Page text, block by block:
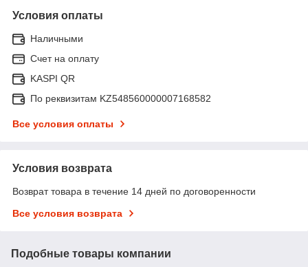
Условия оплаты
Наличными
Счет на оплату
KASPI QR
По реквизитам KZ548560000007168582
Все условия оплаты
Условия возврата
Возврат товара в течение 14 дней по договоренности
Все условия возврата
Подобные товары компании